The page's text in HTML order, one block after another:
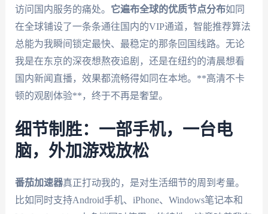
访问国内服务的痛处。 它遍布全球的优质节点分布如同
在全球铺设了一条条通往国内的VIP通道，智能推荐算法
总能为我瞬间锁定最快、最稳定的那条回国线路。无论
我是在东京的深夜想熬夜追剧，还是在纽约的清晨想看
国内新闻直播，效果都流畅得如同在本地。**高清不卡
顿的观剧体验**，终于不再是奢望。
细节制胜：一部手机，一台电
脑，外加游戏放松
番茄加速器真正打动我的，是对生活细节的周到考量。
比如同时支持Android手机、iPhone、Windows笔记本和